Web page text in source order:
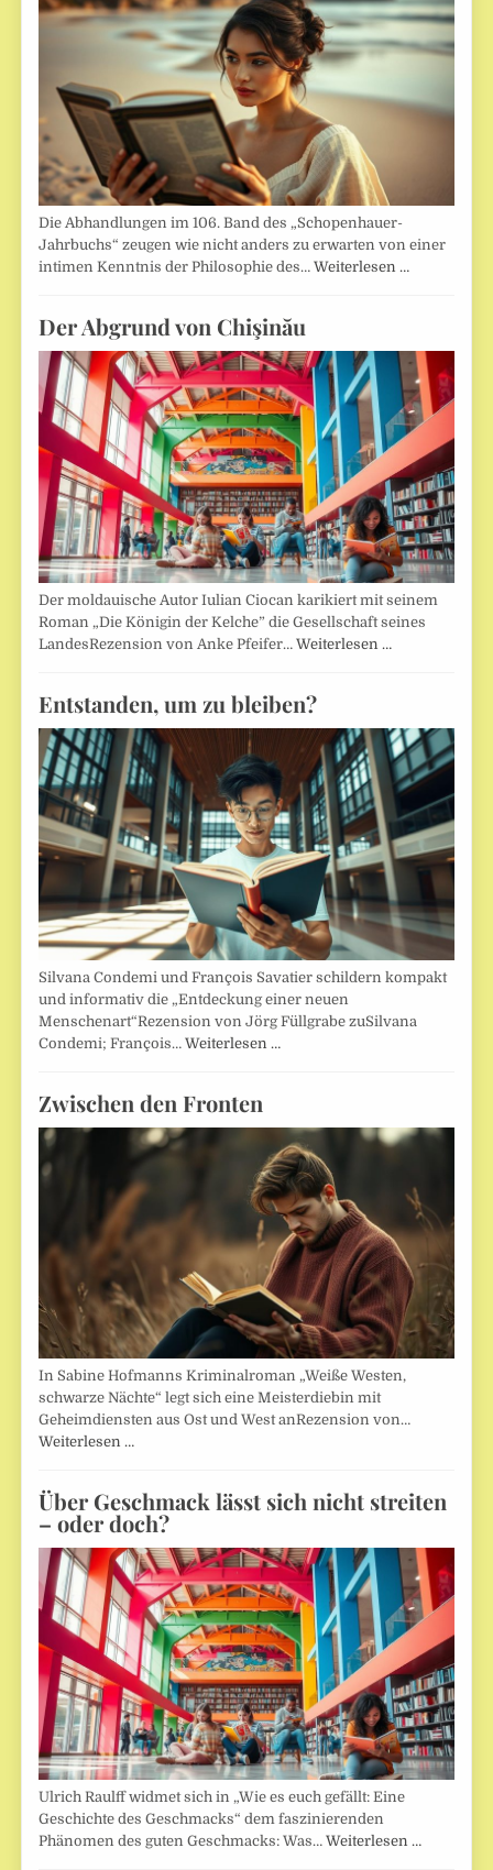
Die Abhandlungen im 106. Band des „Schopenhauer-
Jahrbuchs“ zeugen wie nicht anders zu erwarten von einer
intimen Kenntnis der Philosophie des…Weiterlesen …
Der Abgrund von Chişinău
Der moldauische Autor Iulian Ciocan karikiert mit seinem
Roman „Die Königin der Kelche” die Gesellschaft seines
LandesRezension von Anke Pfeifer…Weiterlesen …
Entstanden, um zu bleiben?
Silvana Condemi und François Savatier schildern kompakt
und informativ die „Entdeckung einer neuen
Menschenart“Rezension von Jörg Füllgrabe zuSilvana
Condemi; François…Weiterlesen …
Zwischen den Fronten
In Sabine Hofmanns Kriminalroman „Weiße Westen,
schwarze Nächte“ legt sich eine Meisterdiebin mit
Geheimdiensten aus Ost und West anRezension von…
Weiterlesen …
Über Geschmack lässt sich nicht streiten
– oder doch?
Ulrich Raulff widmet sich in „Wie es euch gefällt: Eine
Geschichte des Geschmacks“ dem faszinierenden
Phänomen des guten Geschmacks: Was…Weiterlesen …